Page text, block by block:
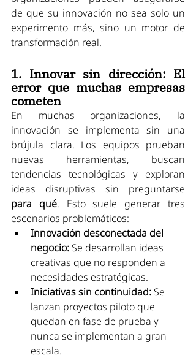
de que su innovación no sea solo un
experimento más, sino un motor de
transformación real.
1. Innovar sin dirección: El
error que muchas empresas
cometen
En muchas organizaciones, la
innovación se implementa sin una
brújula clara. Los equipos prueban
nuevas herramientas, buscan
tendencias tecnológicas y exploran
para qué. Esto suele generar tres
escenarios problemáticos:
Innovación desconectada del
negocio: Se desarrollan ideas
creativas que no responden a
necesidades estratégicas.
Iniciativas sin continuidad: Se
lanzan proyectos piloto que
quedan en fase de prueba y
nunca se implementan a gran
escala.